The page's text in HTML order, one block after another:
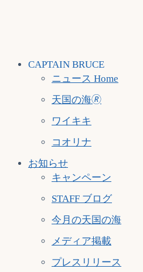
CAPTAIN BRUCE
ニュース Home
天国の海🄬
ワイキキ
コオリナ
お知らせ
キャンペーン
STAFF ブログ
今月の天国の海
メディア掲載
プレスリリース